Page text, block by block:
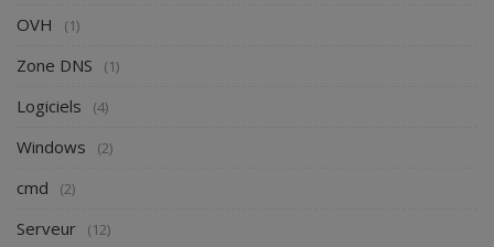
OVH (1)
Zone DNS (1)
Logiciels (4)
Windows (2)
cmd (2)
Serveur (12)